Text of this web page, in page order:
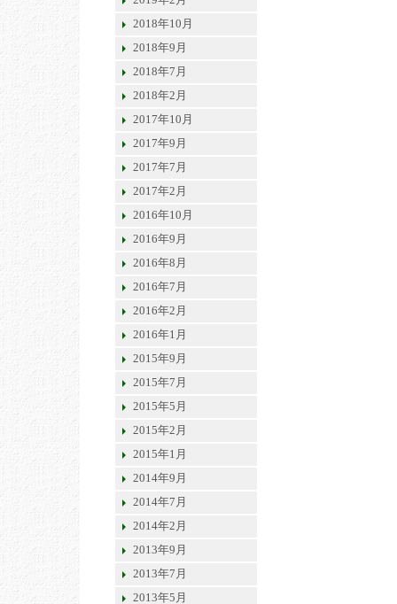
2018年10月
2018年9月
2018年7月
2018年2月
2017年10月
2017年9月
2017年7月
2017年2月
2016年10月
2016年9月
2016年8月
2016年7月
2016年2月
2016年1月
2015年9月
2015年7月
2015年5月
2015年2月
2015年1月
2014年9月
2014年7月
2014年2月
2013年9月
2013年7月
2013年5月